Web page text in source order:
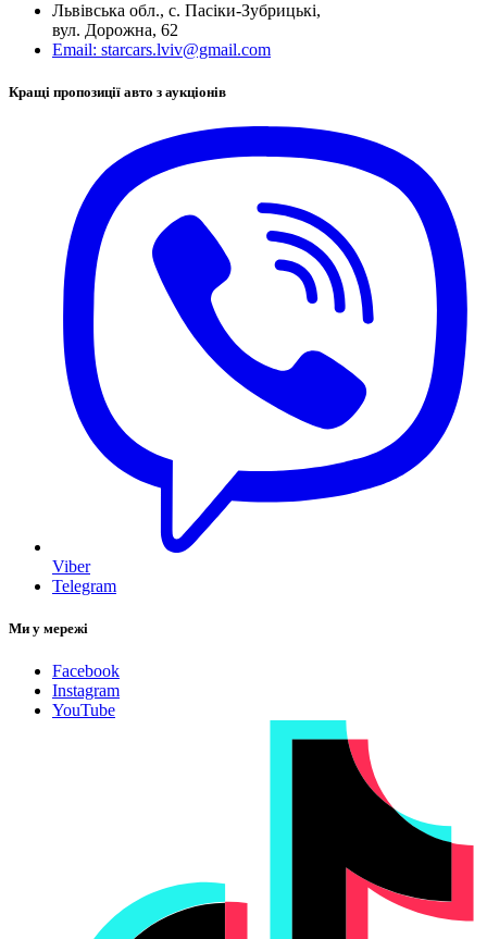
Львівська обл., с. Пасіки-Зубрицькі,
вул. Дорожна, 62
Email: starcars.lviv@gmail.com
Кращі пропозиції авто з аукціонів
Viber
Telegram
Ми у мережі
Facebook
Instagram
YouTube